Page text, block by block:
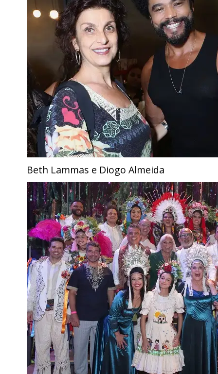
Beth Lammas e Diogo Almeida